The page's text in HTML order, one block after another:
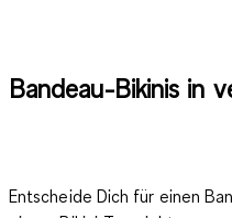
Bandeau-Bikinis in
Entscheide Dich für einen